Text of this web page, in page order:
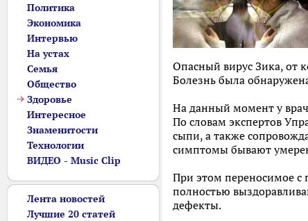
Политика
Экономика
Интервью
На устах
Семья
Общество
Здоровье
Интересное
Знаменитости
Технологии
ВИДЕО - Music Clip
Лента новостей
Лучшие 20 статей
Опасный вирус Зика, от
Болезнь была
На данный момент у
По словам экспертов
сыпи, а также
симптомы бывают
При этом переносимое с
полностью
дефекты.